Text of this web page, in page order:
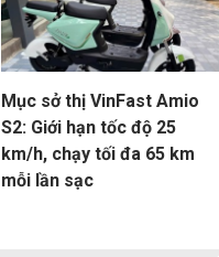
Mục sở thị VinFast Amio
S2: Giới hạn tốc độ 25
km/h, chạy tối đa 65 km
mỗi lần sạc